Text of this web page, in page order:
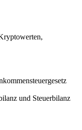
und Steuerbilanz